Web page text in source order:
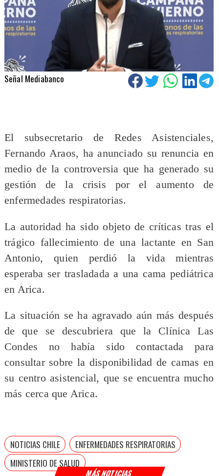
MÁS NOTICIAS
Señal Mediabanco
El subsecretario de Redes Asistenciales,
Fernando Araos, ha anunciado su renuncia en
medio de la controversia que ha generado su
gestión de la crisis por el aumento de
enfermedades respiratorias.
La autoridad ha sido objeto de críticas tras el
trágico fallecimiento de una lactante en San
Antonio, quien perdió la vida mientras
esperaba ser trasladada a una cama pediátrica
en Arica.
La situación se ha agravado aún más después
de que se descubriera que la Clínica Las
Condes no había sido contactada para
consultar sobre la disponibilidad de camas en
su centro asistencial, que se encuentra mucho
más cerca que Arica.
NOTICIAS CHILE
ENFERMEDADES RESPIRATORIAS
MINISTERIO DE SALUD